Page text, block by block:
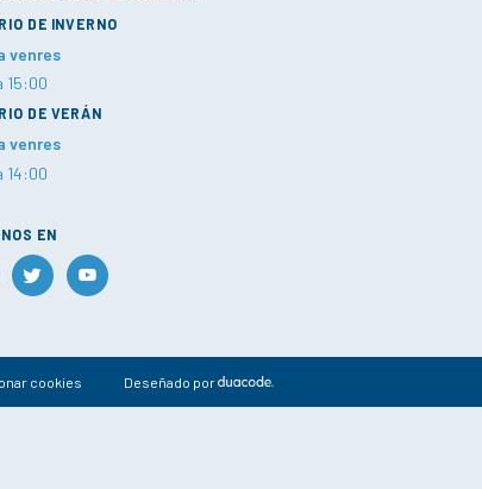
DE INVERNO
venres
15:00
DE VERÁN
venres
14:00
EN
cookies Deseñado por